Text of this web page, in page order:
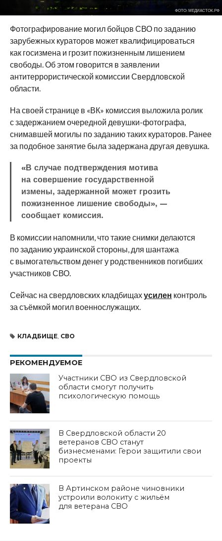
ФОТО: МЕДИАСТОК.РФ
Фотографирование могил бойцов СВО по заданию
зарубежных кураторов может квалифицироваться
как госизмена и грозит пожизненным лишением
свободы. Об этом говорится в заявлении
антитеррористической комиссии Свердловской
области.
На своей странице в «ВК» комиссия выложила ролик
с задержанием очередной девушки-фотографа,
снимавшей могилы по заданию таких кураторов. Ранее
за подобное занятие была задержана другая девушка.
«В случае подтверждения мотива
на совершение государственной
измены, задержанной может грозить
пожизненное лишение свободы», —
сообщает комиссия.
В комиссии напомнили, что такие снимки делаются
по заданию украинской стороны, для шантажа
с вымогательством денег у родственников погибших
участников СВО.
Сейчас на свердловских кладбищахусилен контроль
за съёмкой могил военнослужащих.
КЛАДБИЩЕ, СВО
РЕКОМЕНДУЕМОЕ
Участники СВО из Свердловской
области смогут получить
психологическую помощь
В Свердловской области 20
ветеранов СВО станут
бизнесменами: Герои защитили свои
проекты
В Артинском районе чиновники
устроили волокиту с жильём
для ветерана СВО